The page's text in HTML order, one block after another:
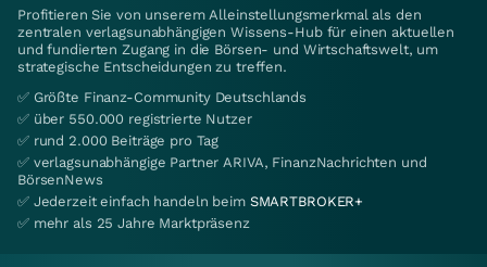
Profitieren Sie von unserem Alleinstellungsmerkmal als den
zentralen verlagsunabhängigen Wissens-Hub für einen aktuellen
und fundierten Zugang in die Börsen- und Wirtschaftswelt, um
strategische Entscheidungen zu treffen.
✅ Größte Finanz-Community Deutschlands
✅ über 550.000 registrierte Nutzer
✅ rund 2.000 Beiträge pro Tag
✅ verlagsunabhängige Partner ARIVA, FinanzNachrichten und
BörsenNews
✅ Jederzeit einfach handeln beim SMARTBROKER+
✅ mehr als 25 Jahre Marktpräsenz